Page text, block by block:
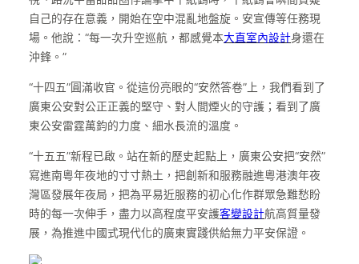
自己的存在意義，開始在空中混亂地盤旋。安宣傳等任務現
場。他說：“每一次升空巡航，都感覺本大直室內設計身還在
沖鋒。”
“十四五”圓滿收官。從這份亮眼的“安然答卷”上，我們看到了
廣東公安對公正正義的堅守、對人間煙火的守護；看到了廣
東公安雷霆萬鈞的力度、細水長流的溫度。
“十五五”新程已啟。站在新的歷史起點上，廣東公安把“安然”
寫進南粵年夜地的寸寸熱土，把創新和服務融進粵港澳年夜
灣區發展年夜局，把為平易近服務的初心化作群眾急難愁盼
時的每一次伸手，盡力以高程度平安護客變設計航高質量發
展，為推進中國式現代化的廣東實踐供給無力平安保證。